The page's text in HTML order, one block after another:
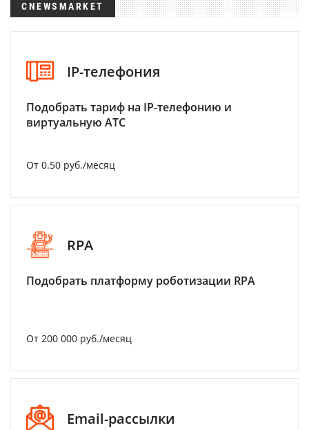
CNEWSMARKET
IP-телефония
Подобрать тариф на IP-телефонию и
виртуальную АТС
От 0.50 руб./месяц
RPA
Подобрать платформу роботизации RPA
От 200 000 руб./месяц
Email-рассылки